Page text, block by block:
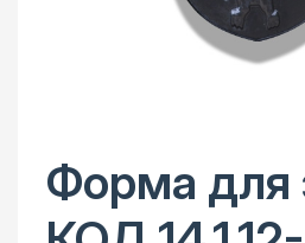
Форма для